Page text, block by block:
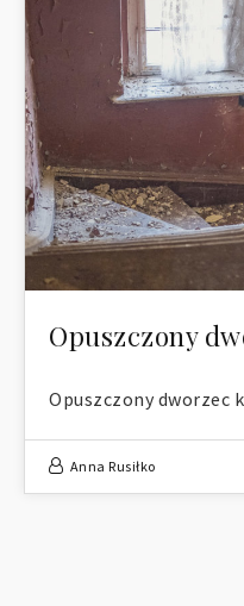
Opuszczony
Opuszczony dworzec
Anna Rusiłko